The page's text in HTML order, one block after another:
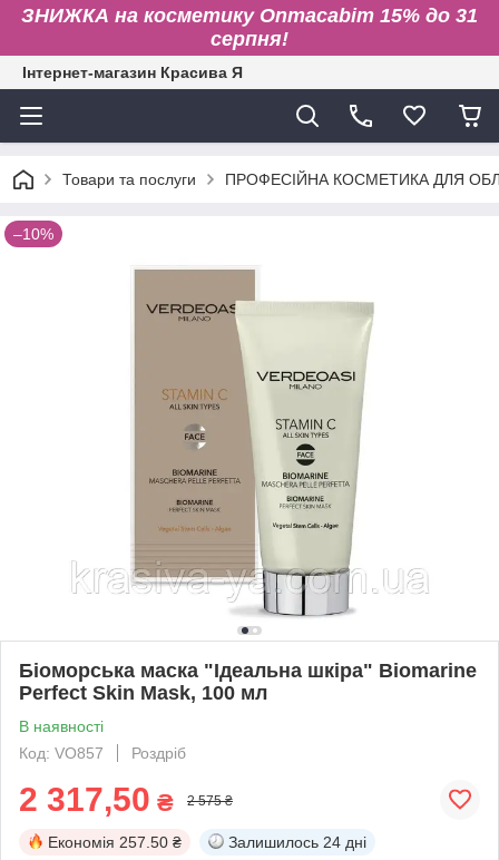
ЗНИЖКА на косметику Onmacabim 15% до 31
серпня!
Інтернет-магазин Красива Я
Товари та послуги ПРОФЕСІЙНА КОСМЕТИКА ДЛЯ
–10%
Біоморська маска "Ідеальна шкіра" Biomarine
Perfect Skin Mask, 100 мл
В наявності
Код: VO857
Роздріб
2 317,50 ₴ 2 575 ₴
Економія 257.50 ₴ Залишилось 24 дні